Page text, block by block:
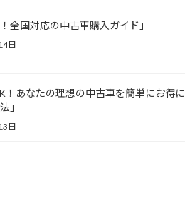
全国対応の中古車購入ガイド」
日
！あなたの理想の中古車を簡単にお得に
」
日